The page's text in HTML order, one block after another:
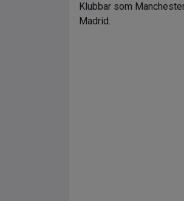
Klubbar som
Madrid.